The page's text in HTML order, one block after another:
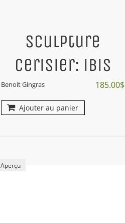
Sculpture
cerisier: ibis
Benoit Gingras 185.00$
Ajouter au panier
Aperçu